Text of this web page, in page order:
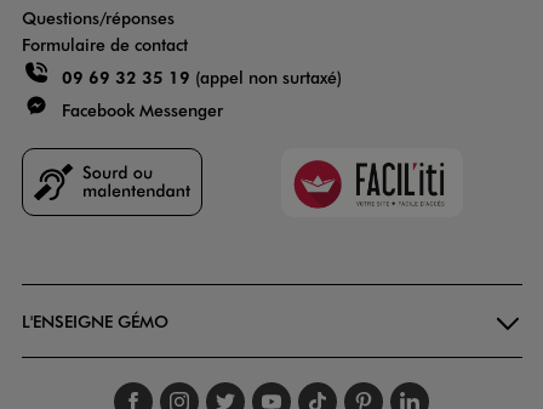
Questions/réponses
Formulaire de contact
09 69 32 35 19 (appel non surtaxé)
Facebook Messenger
Faciliti
L'ENSEIGNE GÉMO